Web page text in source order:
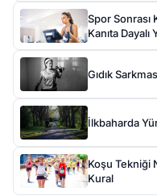
Spor Sonrası
Kanıta Dayalı
Gıdık
İlkbaharda
Koşu Tekniği
Kural